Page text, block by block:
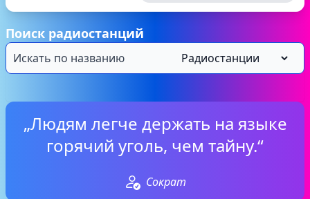
Поиск радиостанций
„Людям легче держать на языке
горячий уголь, чем тайну.“
Сократ